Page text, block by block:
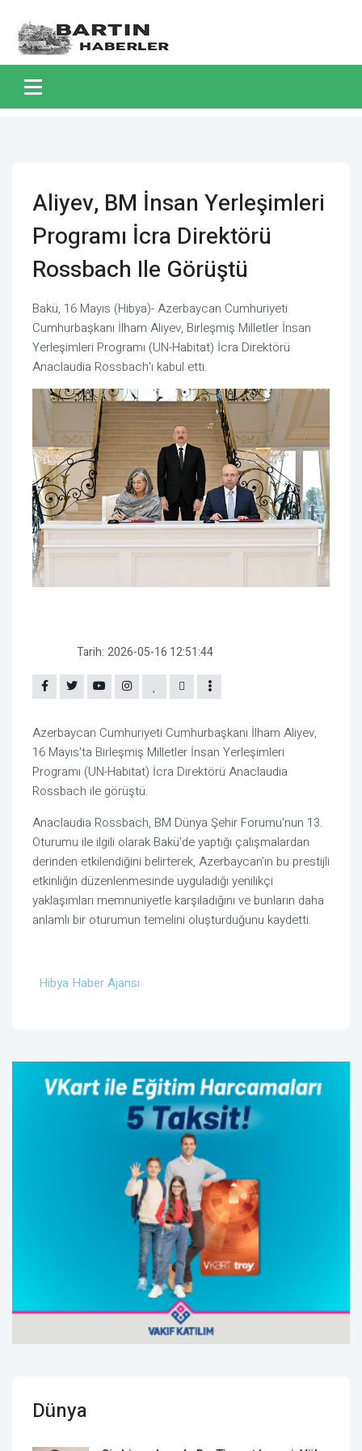
Aliyev, BM İnsan Yerleşimleri
Programı İcra Direktörü
Rossbach Ile Görüştü
Bakü, 16 Mayıs (Hibya)- Azerbaycan Cumhuriyeti
Cumhurbaşkanı İlham Aliyev, Birleşmiş Milletler İnsan
Yerleşimleri Programı (UN-Habitat) İcra Direktörü
Anaclaudia Rossbach'ı kabul etti.
Tarih: 2026-05-16 12:51:44
Azerbaycan Cumhuriyeti Cumhurbaşkanı İlham Aliyev,
16 Mayıs'ta Birleşmiş Milletler İnsan Yerleşimleri
Programı (UN-Habitat) İcra Direktörü Anaclaudia
Rossbach ile görüştü.
Anaclaudia Rossbach, BM Dünya Şehir Forumu'nun 13.
Oturumu ile ilgili olarak Bakü'de yaptığı çalışmalardan
derinden etkilendiğini belirterek, Azerbaycan’ın bu prestijli
etkinliğin düzenlenmesinde uyguladığı yenilikçi
yaklaşımları memnuniyetle karşıladığını ve bunların daha
anlamlı bir oturumun temelini oluşturduğunu kaydetti.
Hibya Haber Ajansı
Dünya